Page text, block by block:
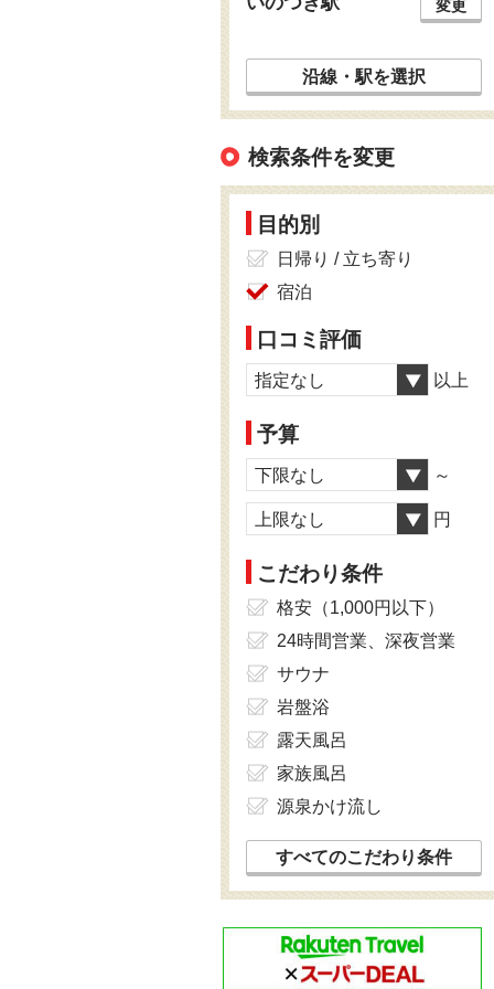
変更
沿線・駅を選択
検索条件を変更
目的別
日帰り / 立ち寄り
宿泊
口コミ評価
指定なし 以上
予算
下限なし ～
上限なし 円
こだわり条件
格安（1,000円以下）
24時間営業、深夜営業
サウナ
岩盤浴
露天風呂
家族風呂
源泉かけ流し
すべてのこだわり条件